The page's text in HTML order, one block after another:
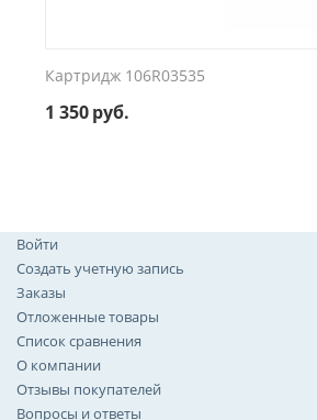
Картридж 106R03535
1 350руб.
Войти
Создать учетную запись
Заказы
Отложенные товары
Список сравнения
О компании
Отзывы покупателей
Вопросы и ответы